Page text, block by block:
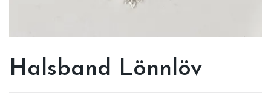
Halsband Lönnlöv